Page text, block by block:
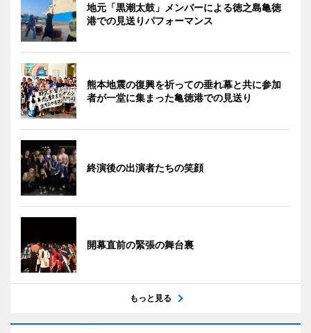
地元「黒潮太鼓」メンバーによる徳之島亀徳
港での見送りパフォーマンス
熊本地震の復興を祈っての垂れ幕と共に参加
者が一堂に集まった亀徳港での見送り
終演後の出演者たちの笑顔
開幕直前の緊張の舞台裏
もっと見る